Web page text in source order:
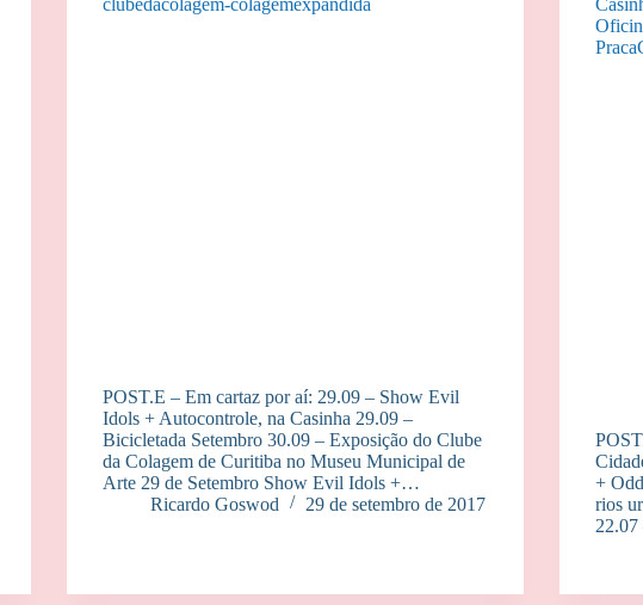
POST.E – Em cartaz por aí: 29.09 – Show Evil
Idols + Autocontrole, na Casinha 29.09 –
Bicicletada Setembro 30.09 – Exposição do Clube
da Colagem de Curitiba no Museu Municipal de
Arte 29 de Setembro Show Evil Idols +…
Ricardo Goswod
29 de setembro de 2017
+
rios